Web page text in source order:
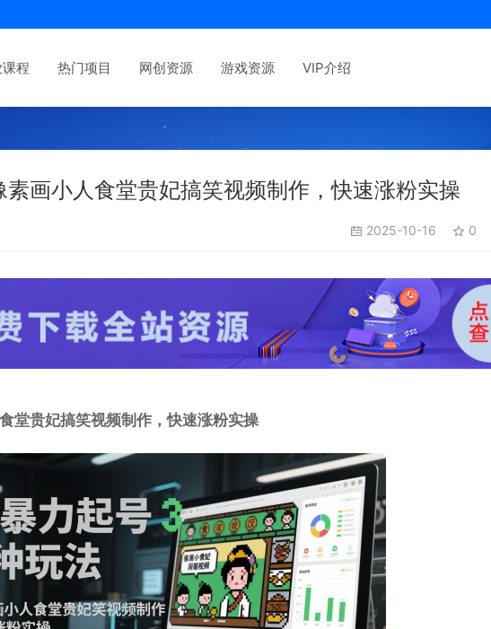
程 热门项目 网创资源 游戏资源 VIP介绍
画小人食堂贵妃搞笑视频制作，快速涨粉实操
2025-10-16 0
堂贵妃搞笑视频制作，快速涨粉实操